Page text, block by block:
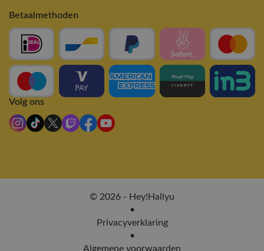
Betaalmethoden
Volg ons
© 2026 - Hey!Hallyu
•
Privacyverklaring
•
Algemene voorwaarden